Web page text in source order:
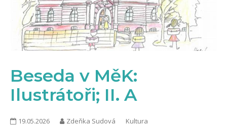
Beseda v MěK:
Ilustrátoři; II. A
19.05.2026 Zdeňka Sudová Kultura